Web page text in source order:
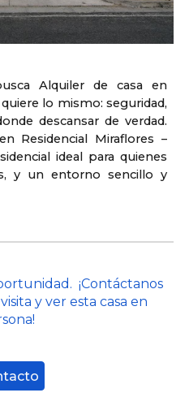
Alquiler de casa en
lo mismo: seguridad,
descansar de verdad.
Residencial Miraflores –
ideal para quienes
y un entorno sencillo y
¡Contáctanos
y ver esta casa en